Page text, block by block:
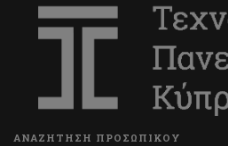
ΑΝΑΖΗΤΗΣΗ ΠΡΟΣΩΠΙΚΟΥ